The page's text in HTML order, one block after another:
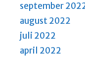
september
august 2022
juli 2022
april 2022